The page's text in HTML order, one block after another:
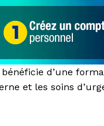
d’une
et les soins